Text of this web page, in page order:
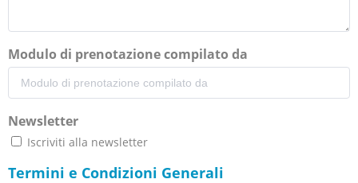
Modulo di prenotazione compilato da
Newsletter
Iscriviti alla newsletter
Termini e Condizioni Generali